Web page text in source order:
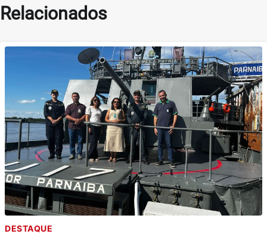
Relacionados
DESTAQUE